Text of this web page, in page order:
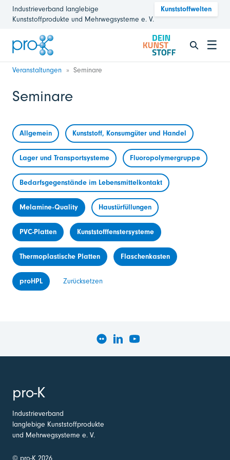
Industrieverband langlebige
Kunststoffprodukte und Mehrwegsysteme e. V.
Kunststoffwelten
☰
Veranstaltungen Seminare
Seminare
Allgemein Kunststoff, Konsumgüter und Handel
Lager und Transportsysteme Fluoropolymergruppe
Bedarfsgegenstände im Lebensmittelkontakt
Melamine-Quality Haustürfüllungen
PVC-Platten Kunststofffenstersysteme
Thermoplastische Platten Flaschenkasten
proHPL Zurücksetzen
pro-K
Industrieverband
langlebige Kunststoffprodukte
und Mehrwegsysteme e. V.
© pro-K 2026